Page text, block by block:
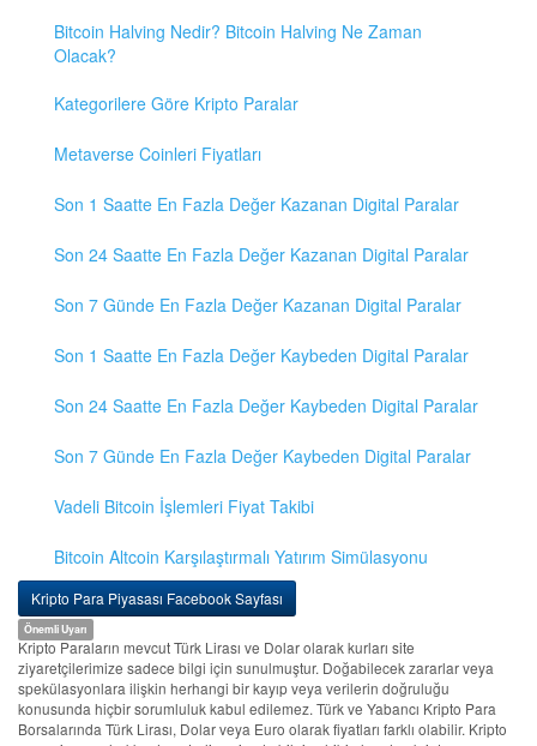
Bitcoin Halving Nedir? Bitcoin Halving Ne Zaman
Olacak?
Kategorilere Göre Kripto Paralar
Metaverse Coinleri Fiyatları
Son 1 Saatte En Fazla Değer Kazanan Digital Paralar
Son 24 Saatte En Fazla Değer Kazanan Digital Paralar
Son 7 Günde En Fazla Değer Kazanan Digital Paralar
Son 1 Saatte En Fazla Değer Kaybeden Digital Paralar
Son 24 Saatte En Fazla Değer Kaybeden Digital Paralar
Son 7 Günde En Fazla Değer Kaybeden Digital Paralar
Vadeli Bitcoin İşlemleri Fiyat Takibi
Bitcoin Altcoin Karşılaştırmalı Yatırım Simülasyonu
Kripto Para Piyasası Facebook Sayfası
Önemli Uyarı
Kripto Paraların mevcut Türk Lirası ve Dolar olarak kurları site
ziyaretçilerimize sadece bilgi için sunulmuştur. Doğabilecek zararlar veya
spekülasyonlara ilişkin herhangi bir kayıp veya verilerin doğruluğu
konusunda hiçbir sorumluluk kabul edilemez. Türk ve Yabancı Kripto Para
Borsalarında Türk Lirası, Dolar veya Euro olarak fiyatları farklı olabilir. Kripto